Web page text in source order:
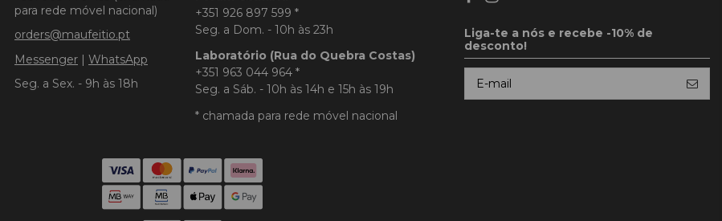
para rede móvel nacional)
orders@maufeitio.pt
Messenger | WhatsApp
Seg. a Sex. - 9h às 18h
+351 926 897 599 *
Seg. a Dom. - 10h às 23h
Laboratório (Rua do Quebra Costas)
+351 963 044 964 *
Seg. a Sáb. - 10h às 14h e 15h às 19h
* chamada para rede móvel nacional
Liga-te a nós e recebe -10% de
desconto!